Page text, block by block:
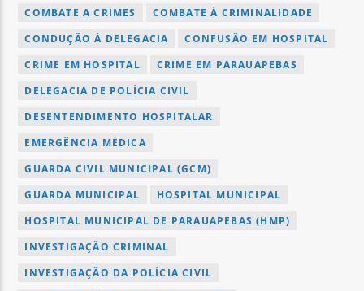
COMBATE A CRIMES
COMBATE À CRIMINALIDADE
CONDUÇÃO À DELEGACIA
CONFUSÃO EM HOSPITAL
CRIME EM HOSPITAL
CRIME EM PARAUAPEBAS
DELEGACIA DE POLÍCIA CIVIL
DESENTENDIMENTO HOSPITALAR
EMERGÊNCIA MÉDICA
GUARDA CIVIL MUNICIPAL (GCM)
GUARDA MUNICIPAL
HOSPITAL MUNICIPAL
HOSPITAL MUNICIPAL DE PARAUAPEBAS (HMP)
INVESTIGAÇÃO CRIMINAL
INVESTIGAÇÃO DA POLÍCIA CIVIL